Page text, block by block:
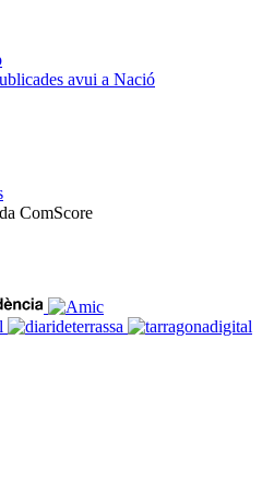
avui a Nació
ComScore